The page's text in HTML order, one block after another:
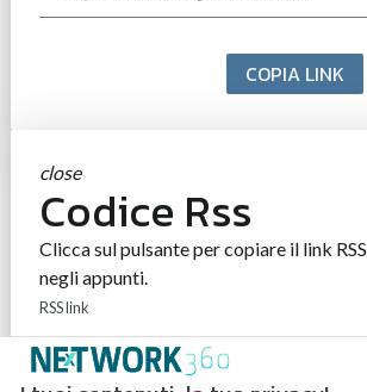
COPIA LINK
close
Codice Rss
Clicca sul pulsante per copiare il link RSS
negli appunti.
RSS link